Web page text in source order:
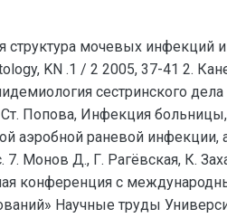
мочевых инфекций
KN .1 / 2 2005, 37-41 2.
сестринского
Попова, Инфекция
аэробной раневой инфекции,
7. Монов Д., Г. Рагёвская, К.
конференция с
Научные труды